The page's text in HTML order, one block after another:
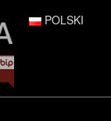
POLSKI
ENGLISH